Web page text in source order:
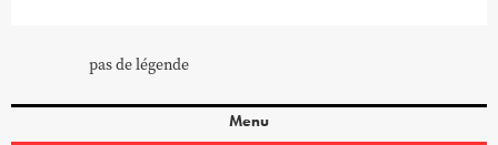
pas de légende
Menu